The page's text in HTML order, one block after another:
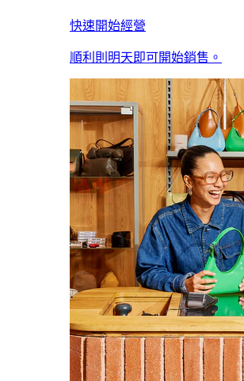
快速開始經營
順利則明天即可開始銷售。